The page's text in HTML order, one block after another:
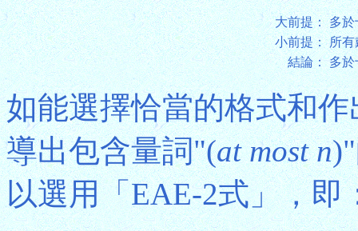
大前提： 多於
小前提： 所有
結論： 多於
如能選擇恰當的格式和
導出包含量詞"(at most n
以選用「EAE-2式」，即